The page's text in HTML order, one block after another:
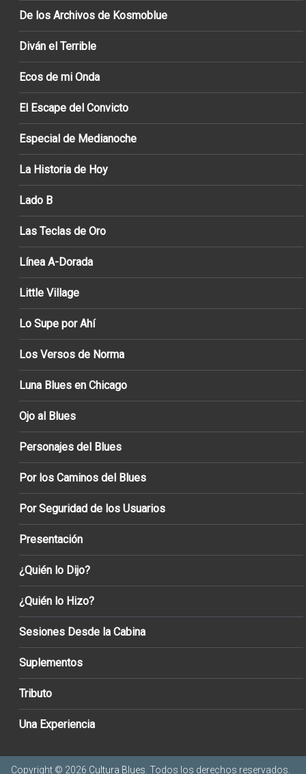
De los Archivos de Kosmoblue
Diván el Terrible
Ecos de mi Onda
El Escape del Convicto
Especial de Medianoche
La Historia de Hoy
Lado B
Las Teclas de Oro
Línea A-Dorada
Little Village
Lo Supe por Ahí
Los Versos de Norma
Luna Blues en Chicago
Ojo al Blues
Personajes del Blues
Por los Caminos del Blues
Por Seguridad de los Usuarios
Presentación
¿Quién lo Dijo?
¿Quién lo Hizo?
Sesiones Desde la Cabina
Suplementos
Tributo
Una Experiencia
Copyright © 2026 Cultura Blues . Todos los derechos reservados.